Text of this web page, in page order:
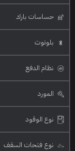
حساسات بارك
بلوتوث
نظام الدفع
المورد
نوع الوقود
نوع فتحات السقف